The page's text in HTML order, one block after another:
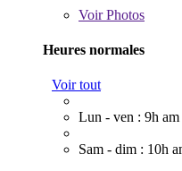
VoirPhotos
Heures normales
Voir tout
Lun - ven : 9h am
Sam - dim : 10h